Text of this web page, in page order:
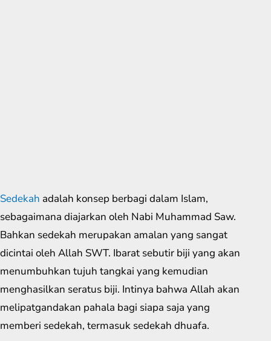
Sedekah adalah konsep berbagi dalam Islam,
sebagaimana diajarkan oleh Nabi Muhammad Saw.
Bahkan sedekah merupakan amalan yang sangat
dicintai oleh Allah SWT. Ibarat sebutir biji yang akan
menumbuhkan tujuh tangkai yang kemudian
menghasilkan seratus biji. Intinya bahwa Allah akan
melipatgandakan pahala bagi siapa saja yang
memberi sedekah, termasuk sedekah dhuafa.